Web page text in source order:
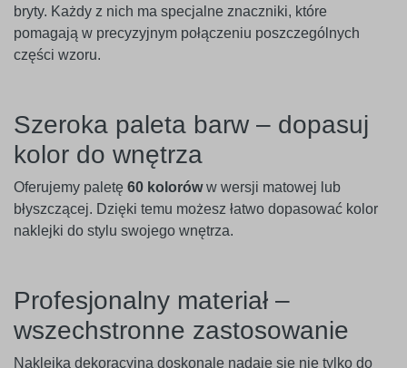
bryty. Każdy z nich ma specjalne znaczniki, które
pomagają w precyzyjnym połączeniu poszczególnych
części wzoru.
Szeroka paleta barw – dopasuj
kolor do wnętrza
Oferujemy paletę 60 koloróww wersji matowej lub
błyszczącej. Dzięki temu możesz łatwo dopasować kolor
naklejki do stylu swojego wnętrza.
Profesjonalny materiał –
wszechstronne zastosowanie
Naklejka dekoracyjna doskonale nadaje się nie tylko do